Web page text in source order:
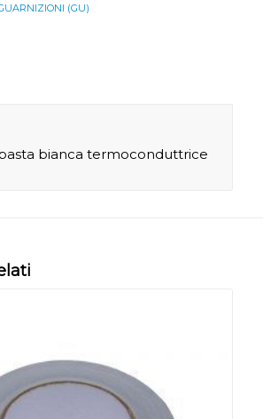
(GU)
bianca termoconduttrice